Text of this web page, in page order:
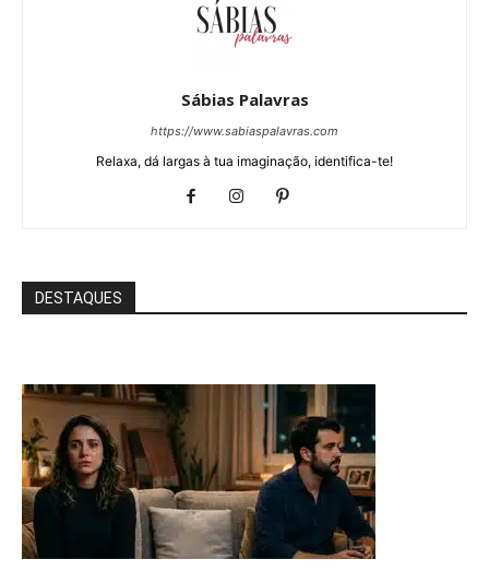
Sábias Palavras
https://www.sabiaspalavras.com
Relaxa, dá largas à tua imaginação, identifica-te!
DESTAQUES